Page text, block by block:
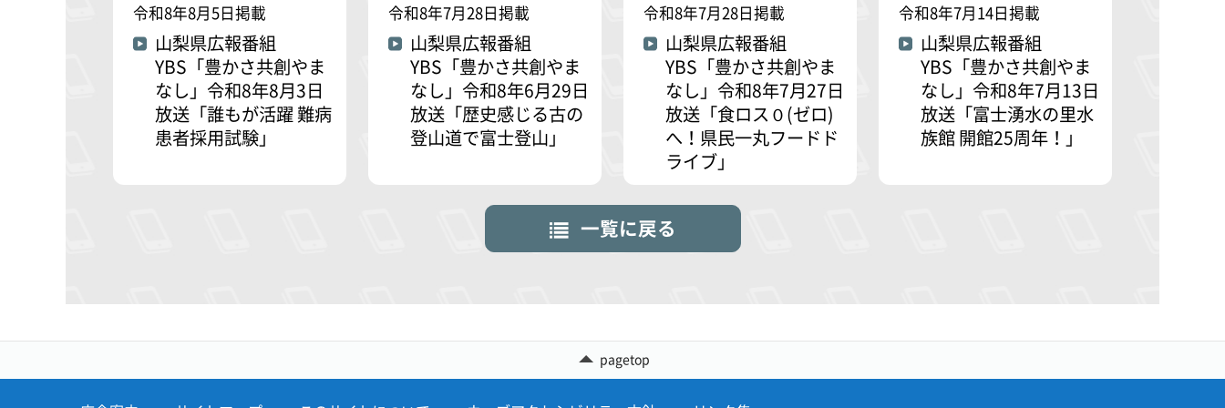
令和8年8月5日掲載
山梨県広報番組
YBS「豊かさ共創やま
なし」令和8年8月3日
放送「誰もが活躍 難病
患者採用試験」
令和8年7月28日掲載
山梨県広報番組
YBS「豊かさ共創やま
なし」令和8年6月29日
放送「歴史感じる古の
登山道で富士登山」
令和8年7月28日掲載
山梨県広報番組
YBS「豊かさ共創やま
なし」令和8年7月27日
放送「食ロス０(ゼロ)
へ！県民一丸フードド
ライブ」
令和8年7月14日掲載
山梨県広報番組
YBS「豊かさ共創やま
なし」令和8年7月13日
放送「富士湧水の里水
族館 開館25周年！」
一覧に戻る
pagetop